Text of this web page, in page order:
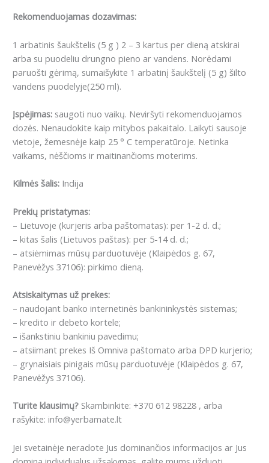
Rekomenduojamas dozavimas:
1 arbatinis šaukštelis (5 g ) 2 – 3 kartus per dieną atskirai
arba su puodeliu drungno pieno ar vandens. Norėdami
paruošti gėrimą, sumaišykite 1 arbatinį šaukštelį (5 g) šilto
vandens puodelyje(250 ml).
Įspėjimas: saugoti nuo vaikų. Neviršyti rekomenduojamos
dozės. Nenaudokite kaip mitybos pakaitalo. Laikyti sausoje
vietoje, žemesnėje kaip 25 ° C temperatūroje. Netinka
vaikams, nėščioms ir maitinančioms moterims.
Kilmės šalis: Indija
Prekių pristatymas:
– Lietuvoje (kurjeris arba paštomatas): per 1-2 d. d.;
– kitas šalis (Lietuvos paštas): per 5-14 d. d.;
– atsiėmimas mūsų parduotuvėje (Klaipėdos g. 67,
Panevėžys 37106): pirkimo dieną.
Atsiskaitymas už prekes:
– naudojant banko internetinės bankininkystės sistemas;
– kredito ir debeto kortele;
– išankstiniu bankiniu pavedimu;
– atsiimant prekes Iš Omniva paštomato arba DPD kurjerio;
– grynaisiais pinigais mūsų parduotuvėje (Klaipėdos g. 67,
Panevėžys 37106).
Turite klausimų? Skambinkite: +370 612 98228 , arba
rašykite: info@yerbamate.lt
Jei svetainėje neradote Jus dominančios informacijos ar Jus